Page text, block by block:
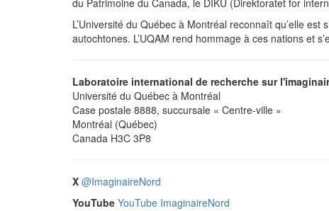
du Patrimoine du Canada, le DIKU (Direktoratet for
L’Université du Québec à Montréal reconnaît qu’elle
autochtones. L’UQAM rend hommage à ces nations et
Laboratoire international de recherche sur
Université du Québec à Montréal
Case postale 8888, succursale « Centre-ville »
Montréal (Québec)
Canada H3C 3P8
X @ImaginaireNord
YouTube YouTube ImaginaireNord